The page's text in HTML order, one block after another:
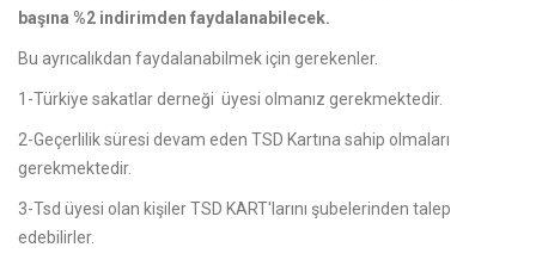
başına %2 indirimden faydalanabilecek.
Bu ayrıcalıkdan faydalanabilmek için gerekenler.
1-Türkiye sakatlar derneği üyesi olmanız gerekmektedir.
2-Geçerlilik süresi devam eden TSD Kartına sahip olmaları
gerekmektedir.
3-Tsd üyesi olan kişiler TSD KART'larını şubelerinden talep
edebilirler.